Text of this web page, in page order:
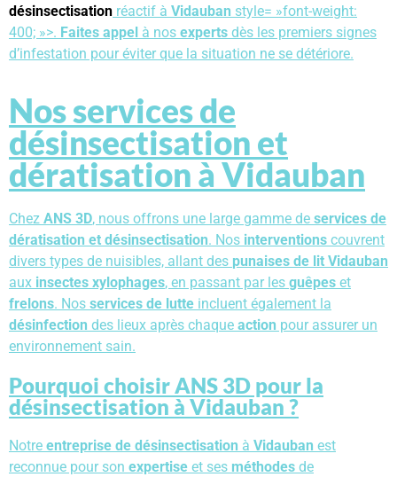
désinsectisation réactif à Vidauban style= »font-weight:
400; »>. Faites appel à nos experts dès les premiers signes
d’infestation pour éviter que la situation ne se détériore.
Nos services de
désinsectisation et
dératisation à Vidauban
Chez ANS 3D, nous offrons une large gamme de services de
dératisation et désinsectisation. Nos interventions couvrent
divers types de nuisibles, allant des punaises de lit Vidauban
aux insectes xylophages, en passant par les guêpes et
frelons. Nos services de lutte incluent également la
désinfection des lieux après chaque action pour assurer un
environnement sain.
Pourquoi choisir ANS 3D pour la
désinsectisation à Vidauban ?
Notre entreprise de désinsectisation à Vidauban est
reconnue pour son expertise et ses méthodes de